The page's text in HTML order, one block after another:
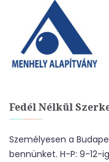
Fedél Nélkül
Személyesen a
bennünket. H-P: 9-12-ig